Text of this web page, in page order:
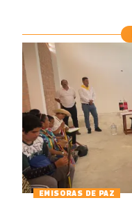
EMISORAS DE PAZ